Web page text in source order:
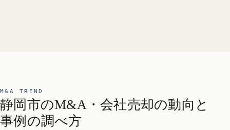
M&A TREND
静岡市のM&A・会社売却の動向と
事例の調べ方